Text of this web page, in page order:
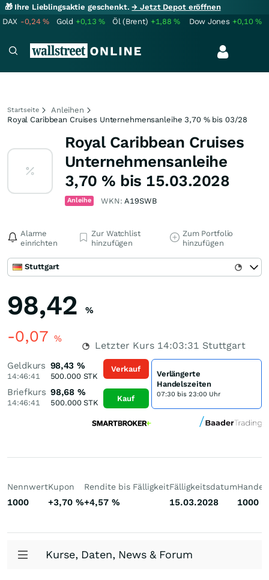
🎁 Ihre Lieblingsaktie geschenkt.→ Jetzt Depot eröffnen
DAX -0,24% Gold +0,13% Öl (Brent) +1,88% Dow Jones +0,10%
Startseite
Anleihen
Royal Caribbean Cruises Unternehmensanleihe 3,70 % bis 03/28
Royal Caribbean Cruises
Unternehmensanleihe
3,70 % bis 15.03.2028
Anleihe WKN:A19SWB
Alarme
einrichten
Zur Watchlist
hinzufügen
Zum Portfolio
hinzufügen
Stuttgart
98,42 %
-0,07 %
Letzter Kurs 14:03:31 Stuttgart
Geldkurs
14:46:41
98,43 %
500.000STK
Briefkurs
14:46:41
98,68 %
500.000STK
Verkauf
Kauf
Verlängerte
Handelszeiten
07:30 bis 23:00 Uhr
Nennwert
1000
Kupon
+3,70 %
Rendite bis Fälligkeit
+4,57 %
Fälligkeitsdatum
15.03.2028 1000
Kurse, Daten, News & Forum